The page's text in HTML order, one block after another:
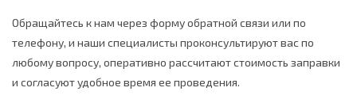
Обращайтесь к нам через форму обратной связи или по
телефону, и наши специалисты проконсультируют вас по
любому вопросу, оперативно рассчитают стоимость заправки
и согласуют удобное время ее проведения.